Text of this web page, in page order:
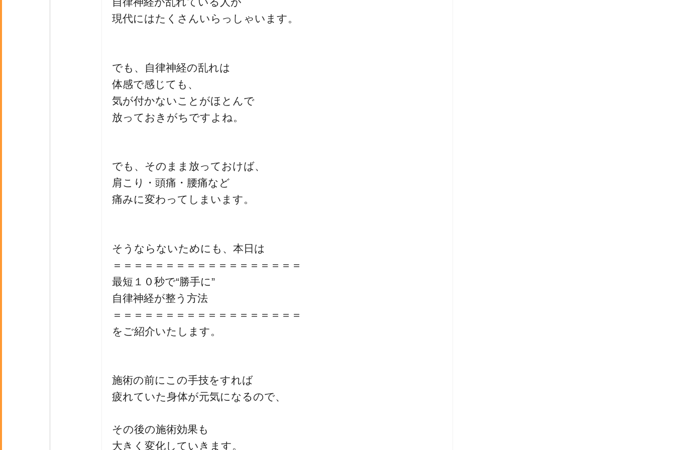
現代にはたくさんいらっしゃいます。
でも、自律神経の乱れは
体感で感じても、
気が付かないことがほとんで
放っておきがちですよね。
でも、そのまま放っておけば、
肩こり・頭痛・腰痛など
痛みに変わってしまいます。
そうならないためにも、本日は
＝＝＝＝＝＝＝＝＝＝＝＝＝＝＝＝＝＝
最短１０秒で“勝手に”
自律神経が整う方法
＝＝＝＝＝＝＝＝＝＝＝＝＝＝＝＝＝＝
をご紹介いたします。
施術の前にこの手技をすれば
疲れていた身体が元気になるので、
その後の施術効果も
大きく変化していきます。